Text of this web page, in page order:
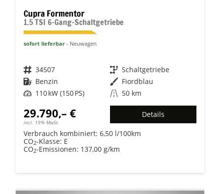
Cupra Formentor
1.5 TSI 6-Gang-Schaltgetriebe
sofort lieferbar Neuwagen
Fahrzeugnr. 34507 Getriebe Schaltgetriebe
Kraftstoff Benzin Außenfarbe Fiordblau
Leistung 110 kW (150 PS) Kilometerstand 50 km
29.790,– €
incl. 19% MwSt.
Details
Verbrauch kombiniert: 6,50 l/100km
CO2-Klasse: E
CO2-Emissionen: 137,00 g/km